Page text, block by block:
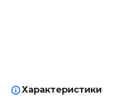
Характеристики